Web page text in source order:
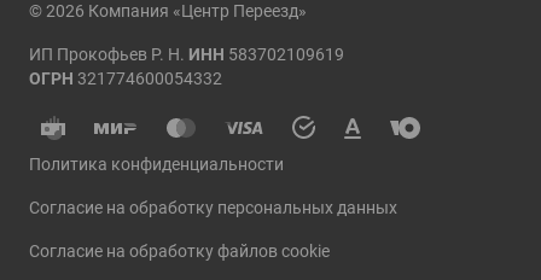
© 2026 Компания «Центр Переезд»
ИП Прокофьев Р. Н. ИНН 583702109619
ОГРН 321774600054332
Политика конфиденциальности
Согласие на обработку персональных данных
Согласие на обработку файлов cookie